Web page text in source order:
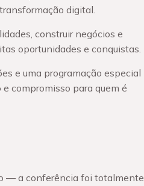
digital.
construir negócios e
oportunidades e conquistas.
e uma programação especial
compromisso para quem é
— a conferência foi totalmente